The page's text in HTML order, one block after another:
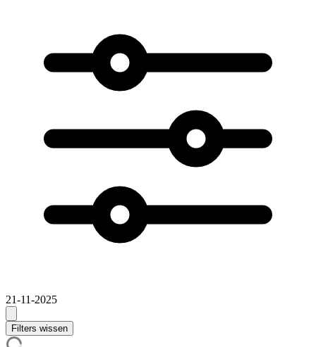
21-11-2025
Filters wissen